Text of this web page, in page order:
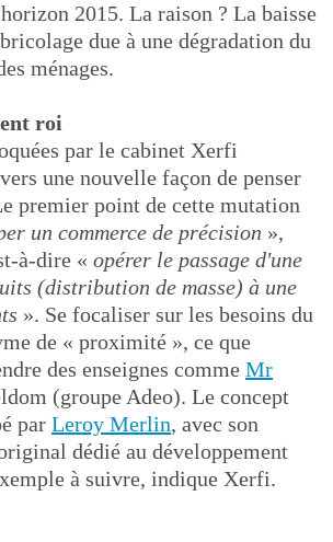
2015. La raison ? La baisse
due à une dégradation du
ménages.
roi
par le cabinet Xerfi
une nouvelle façon de penser
premier point de cette mutation
un commerce de précision »,
à-dire « opérer le passage d'une
(distribution de masse) à une
». Se focaliser sur les besoins du
de « proximité », ce que
des enseignes comme Mr
(groupe Adeo). Le concept
par Leroy Merlin, avec son
dédié au développement
à suivre, indique Xerfi.